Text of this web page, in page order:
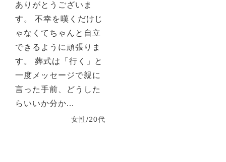
ありがとうございま
す。 不幸を嘆くだけじ
ゃなくてちゃんと自立
できるように頑張りま
す。 葬式は「行く」と
一度メッセージで親に
言った手前、どうした
らいいか分か...
女性/20代